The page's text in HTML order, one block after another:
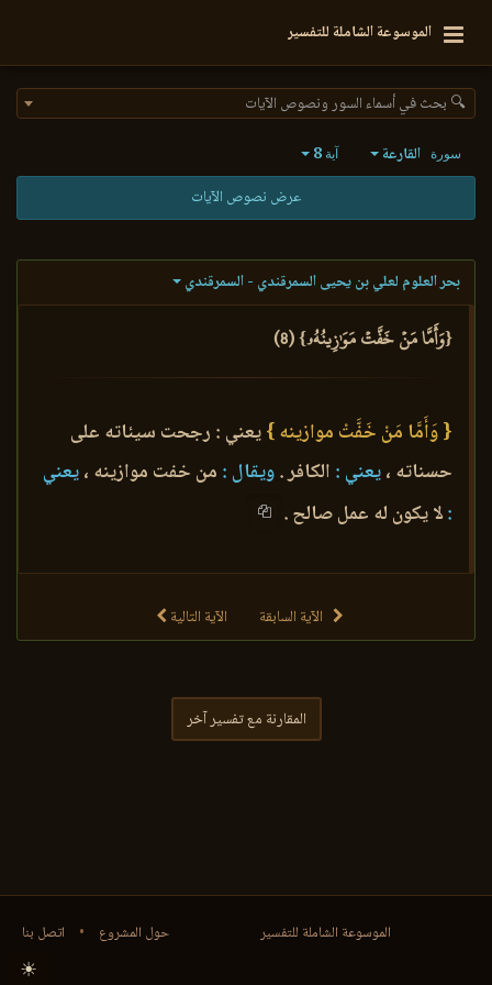
الموسوعة الشاملة للتفسير
🔍 بحث في أسماء السور ونصوص الآيات
سورة القارعة آية 8
عرض نصوص الآيات
بحر العلوم لعلي بن يحيى السمرقندي - السمرقندي
{وَأَمَّا مَنۡ خَفَّتۡ مَوَٰزِينُهُۥ} (8)
{ وَأَمَّا مَنْ خَفَّتْ موازينه }يعني : رجحت سيئاته على
حسناته ،يعني : الكافر .ويقال : من خفت موازينه ،يعني
:لا يكون له عمل صالح .
الآية السابقة الآية التالية
المقارنة مع تفسير آخر
حول المشروع • اتصل بنا الموسوعة الشاملة للتفسير
☀